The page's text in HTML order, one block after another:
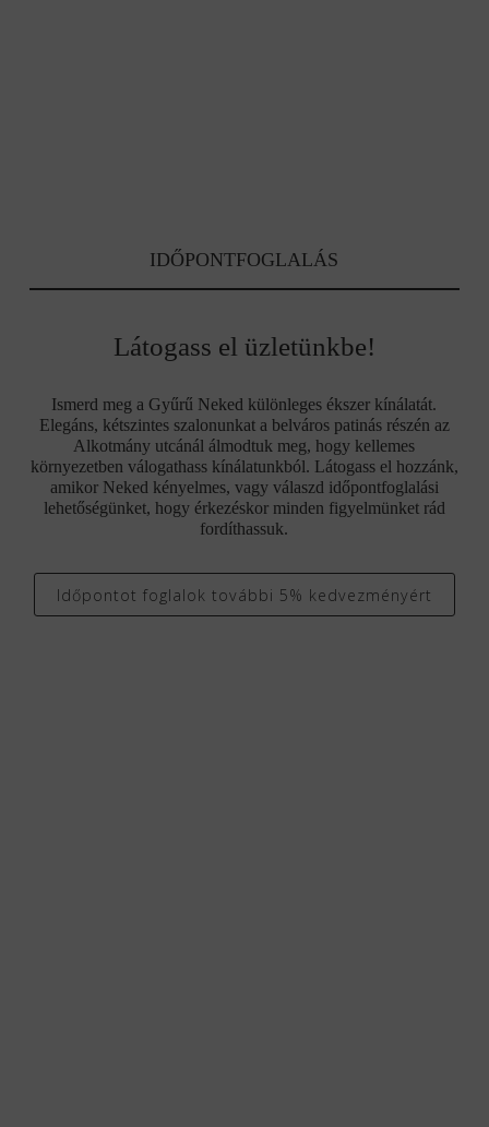
IDŐPONTFOGLALÁS
Látogass el üzletünkbe!
Ismerd meg a Gyűrű Neked különleges ékszer kínálatát.
Elegáns, kétszintes szalonunkat a belváros patinás részén az
Alkotmány utcánál álmodtuk meg, hogy kellemes
környezetben válogathass kínálatunkból. Látogass el hozzánk,
amikor Neked kényelmes, vagy válaszd időpontfoglalási
lehetőségünket, hogy érkezéskor minden figyelmünket rád
fordíthassuk.
Időpontot foglalok további 5% kedvezményért